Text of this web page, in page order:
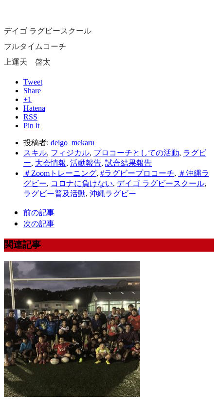
デイゴ ラグビースクール
フルタイムコーチ
上運天 啓太
Tweet
Share
+1
Hatena
RSS
Pin it
投稿者: deigo_mekaru
スキル, フィジカル, プロコーチとしての活動, ラグビ
ー, 大会情報, 活動報告, 試合結果報告
＃Zoomトレーニング, #ラグビープロコーチ, ＃沖縄ラ
グビー, コロナに負けない, デイゴ ラグビースクール,
ラグビー普及活動, 沖縄ラグビー
前の記事
次の記事
関連記事